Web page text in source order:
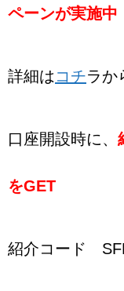
ペーンが実施中
詳細は コチラか
口座開設時に、
をGET
紹介コード